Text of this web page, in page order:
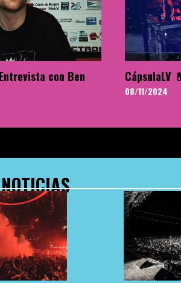
con Ben
CápsulaLV
08/11/2024